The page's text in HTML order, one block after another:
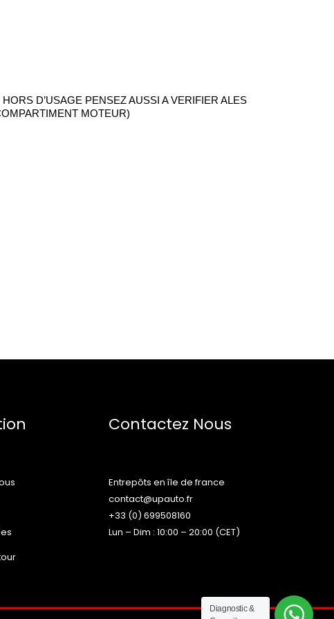
D’USAGE PENSEZ AUSSI A VERIFIER ALES
MOTEUR)
Contactez Nous
Entrepôts en île de france
contact@upauto.fr
+33 (0) 699508160
Lun – Dim : 10:00 – 20:00 (CET)
Diagnostic &